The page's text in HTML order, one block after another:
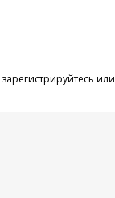
зарегистрируйтесь или